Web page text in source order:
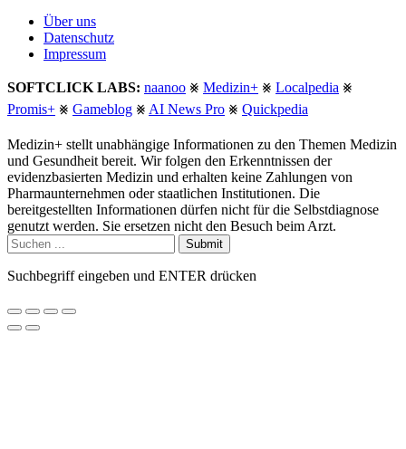
Über uns
Datenschutz
Impressum
SOFTCLICK LABS: naanoo ⨳ Medizin+ ⨳ Localpedia ⨳
Promis+ ⨳ Gameblog ⨳ AI News Pro ⨳ Quickpedia
Medizin+ stellt unabhängige Informationen zu den Themen Medizin
und Gesundheit bereit. Wir folgen den Erkenntnissen der
evidenzbasierten Medizin und erhalten keine Zahlungen von
Pharmaunternehmen oder staatlichen Institutionen. Die
bereitgestellten Informationen dürfen nicht für die Selbstdiagnose
genutzt werden. Sie ersetzen nicht den Besuch beim Arzt.
Submit
Suchbegriff eingeben und ENTER drücken